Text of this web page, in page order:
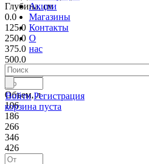
Акции
Магазины
Контакты
О
нас
Войти Регистрация
корзина пуста
Глубина, см
0.0
125.0
250.0
375.0
500.0
Объем, л
106
186
266
346
426